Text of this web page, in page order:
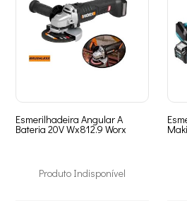
Esmerilhadeira Angular A
Bateria 20V Wx812.9 Worx
Produto Indisponível